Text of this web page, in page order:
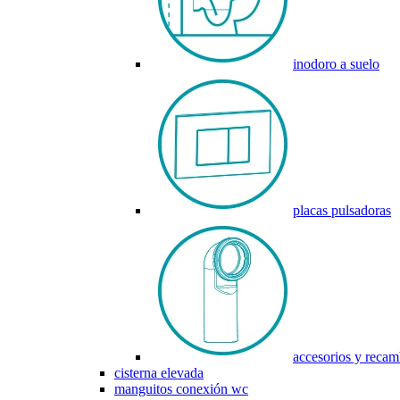
inodoro a suelo
placas pulsadoras
accesorios y
cisterna elevada
manguitos conexión wc